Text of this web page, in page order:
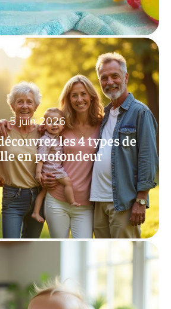
les 4 types de
en profondeur
5 juin 2026